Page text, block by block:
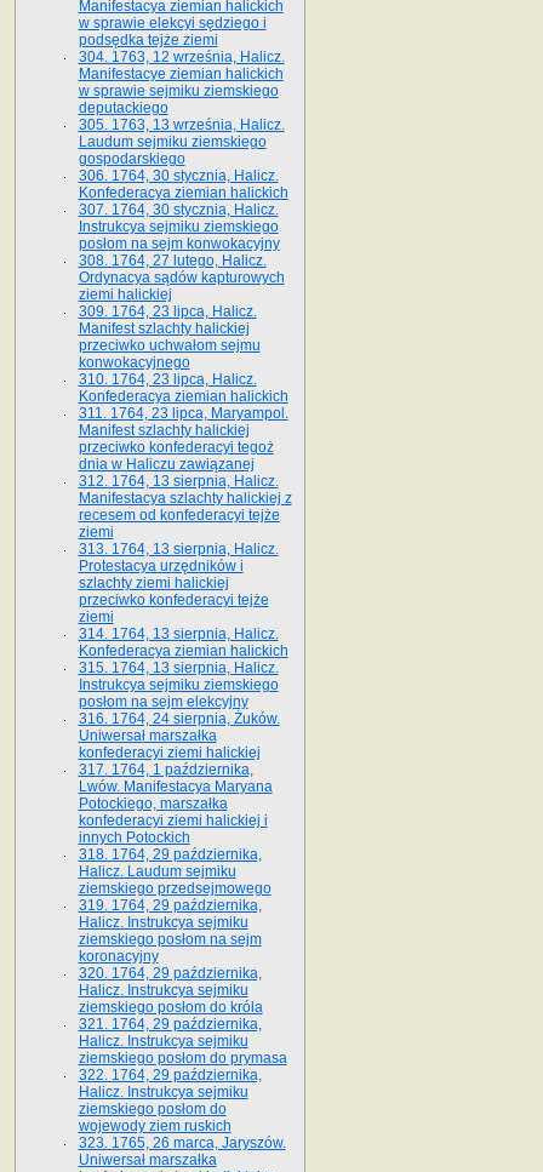
Manifestacya ziemian halickich
w sprawie elekcyi sędziego i
podsędka tejże ziemi
304. 1763, 12 września, Halicz.
Manifestacye ziemian halickich
w sprawie sejmiku ziemskiego
deputackiego
305. 1763, 13 września, Halicz.
Laudum sejmiku ziemskiego
gospodarskiego
306. 1764, 30 stycznia, Halicz.
Konfederacya ziemian halickich
307. 1764, 30 stycznia, Halicz.
Instrukcya sejmiku ziemskiego
posłom na sejm konwokacyjny
308. 1764, 27 lutego, Halicz.
Ordynacya sądów kapturowych
ziemi halickiej
309. 1764, 23 lipca, Halicz.
Manifest szlachty halickiej
przeciwko uchwałom sejmu
konwokacyjnego
310. 1764, 23 lipca, Halicz.
Konfederacya ziemian halickich
311. 1764, 23 lipca, Maryampol.
Manifest szlachty halickiej
przeciwko konfederacyi tegoż
dnia w Haliczu zawiązanej
312. 1764, 13 sierpnia, Halicz.
Manifestacya szlachty halickiej z
recesem od konfederacyi tejże
ziemi
313. 1764, 13 sierpnia, Halicz.
Protestacya urzędników i
szlachty ziemi halickiej
przeciwko konfederacyi tejże
ziemi
314. 1764, 13 sierpnia, Halicz.
Konfederacya ziemian halickich
315. 1764, 13 sierpnia, Halicz.
Instrukcya sejmiku ziemskiego
posłom na sejm elekcyjny
316. 1764, 24 sierpnia, Żuków.
Uniwersał marszałka
konfederacyi ziemi halickiej
317. 1764, 1 października,
Lwów. Manifestacya Maryana
Potockiego, marszałka
konfederacyi ziemi halickiej i
innych Potockich
318. 1764, 29 października,
Halicz. Laudum sejmiku
ziemskiego przedsejmowego
319. 1764, 29 października,
Halicz. Instrukcya sejmiku
ziemskiego posłom na sejm
koronacyjny
320. 1764, 29 października,
Halicz. Instrukcya sejmiku
ziemskiego posłom do króla
321. 1764, 29 października,
Halicz. Instrukcya sejmiku
ziemskiego posłom do prymasa
322. 1764, 29 października,
Halicz. Instrukcya sejmiku
ziemskiego posłom do
wojewody ziem ruskich
323. 1765, 26 marca, Jaryszów.
Uniwersał marszałka